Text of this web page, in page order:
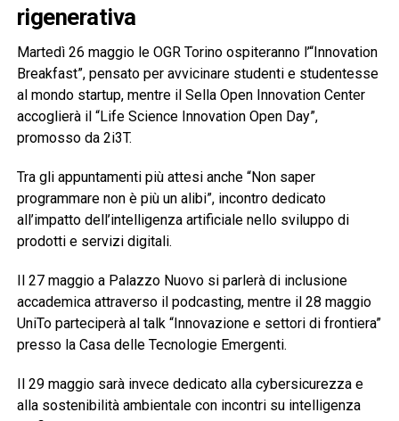
rigenerativa
Martedì 26 maggio le OGR Torino ospiteranno l’“Innovation
Breakfast”, pensato per avvicinare studenti e studentesse
al mondo startup, mentre il Sella Open Innovation Center
accoglierà il “Life Science Innovation Open Day”,
promosso da 2i3T.
Tra gli appuntamenti più attesi anche “Non saper
programmare non è più un alibi”, incontro dedicato
all’impatto dell’intelligenza artificiale nello sviluppo di
prodotti e servizi digitali.
Il 27 maggio a Palazzo Nuovo si parlerà di inclusione
accademica attraverso il podcasting, mentre il 28 maggio
UniTo parteciperà al talk “Innovazione e settori di frontiera”
presso la Casa delle Tecnologie Emergenti.
Il 29 maggio sarà invece dedicato alla cybersicurezza e
alla sostenibilità ambientale con incontri su intelligenza